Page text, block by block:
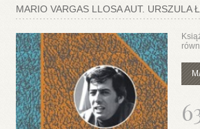
MARIO VARGAS LLOSA AUT. URSZULA